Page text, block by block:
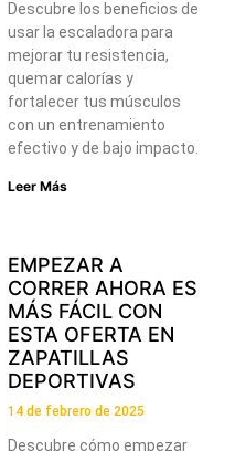
Descubre los beneficios de
usar la escaladora para
mejorar tu resistencia,
quemar calorías y
fortalecer tus músculos
con un entrenamiento
efectivo y de bajo impacto.
Leer Más
EMPEZAR A
CORRER AHORA ES
MÁS FÁCIL CON
ESTA OFERTA EN
ZAPATILLAS
DEPORTIVAS
14 de febrero de 2025
Descubre cómo empezar